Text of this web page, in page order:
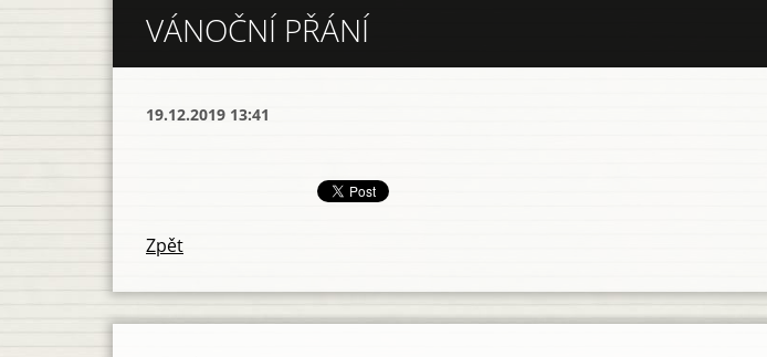
VÁNOČNÍ PŘÁNÍ
19.12.2019 13:41
Zpět